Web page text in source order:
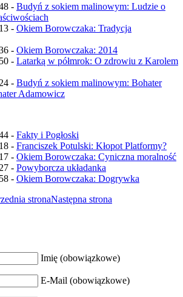
- Budyń z sokiem malinowym: Ludzie o
- Okiem Borowczaka: Tradycja
- Okiem Borowczaka: 2014
- Latarką w półmrok: O zdrowiu z Karolem
- Budyń z sokiem malinowym: Bohater
Adamowicz
- Fakty i Pogłoski
- Franciszek Potulski: Kłopot Platformy?
- Okiem Borowczaka: Cyniczna moralność
- Powyborcza układanka
- Okiem Borowczaka: Dogrywka
stronaNastępna strona
Imię (obowiązkowe)
E-Mail (obowiązkowe)